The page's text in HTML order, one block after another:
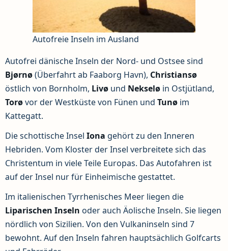
Autofreie Inseln im Ausland
Autofrei dänische Inseln der Nord- und Ostsee sind
Bjørnø(Überfahrt ab Faaborg Havn), Christiansø
östlich von Bornholm, Livø und Nekselø in Ostjütland,
Torøvor der Westküste von Fünen und Tunø im
Kattegatt.
Die schottische Insel Iona gehört zu den Inneren
Hebriden. Vom Kloster der Insel verbreitete sich das
Christentum in viele Teile Europas. Das Autofahren ist
auf der Insel nur für Einheimische gestattet.
Im italienischen Tyrrhenisches Meer liegen die
Liparischen Inseln oder auch Äolische Inseln. Sie liegen
nördlich von Sizilien. Von den Vulkaninseln sind 7
bewohnt. Auf den Inseln fahren hauptsächlich Golfcarts